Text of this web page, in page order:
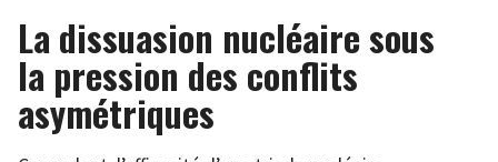
La dissuasion nucléaire sous
la pression des conflits
asymétriques